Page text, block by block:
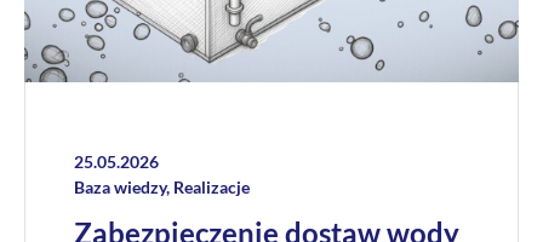
25.05.2026
Baza wiedzy, Realizacje
Zabezpieczenie dostaw wody